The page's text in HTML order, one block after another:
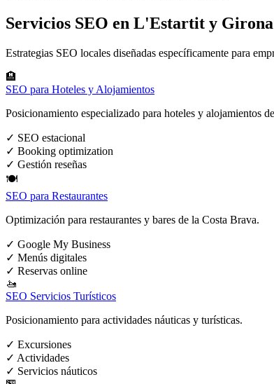
Servicios SEO en L'Estartit y Girona
Estrategias SEO locales diseñadas específicamente para
🏨
SEO para Hoteles y Alojamientos
Posicionamiento especializado para hoteles y alojamientos
✓ SEO estacional
✓ Booking optimization
✓ Gestión reseñas
🍽️
SEO para Restaurantes
Optimización para restaurantes y bares de la Costa Brava.
✓ Google My Business
✓ Menús digitales
✓ Reservas online
🚤
SEO Servicios Turísticos
Posicionamiento para actividades náuticas y turísticas.
✓ Excursiones
✓ Actividades
✓ Servicios náuticos